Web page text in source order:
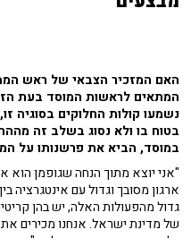
האם המזכיר הצבאי של ראש
המתאים לראשות המוסד בעת
נשמעו קולות החלוקים בסוגיה
בטוח בו ולא נסוג בשלב זה
במוסד, הביא את פרשנותו על
"אני יוצא מתוך הנחה שגופמן הוא
ארגון מסובך וגדול עם אינטגרציה
גדול מהפעולות האלה, יש בהן
של מדינת ישראל. אנחנו מכירים